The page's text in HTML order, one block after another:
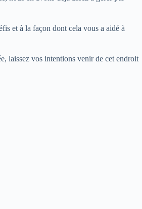
et à la façon dont cela vous a aidé à
laissez vos intentions venir de cet endroit